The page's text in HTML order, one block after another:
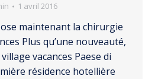
1 avril 2016
maintenant la chirurgie
Plus qu’une nouveauté,
vacances Paese di
résidence hotellière